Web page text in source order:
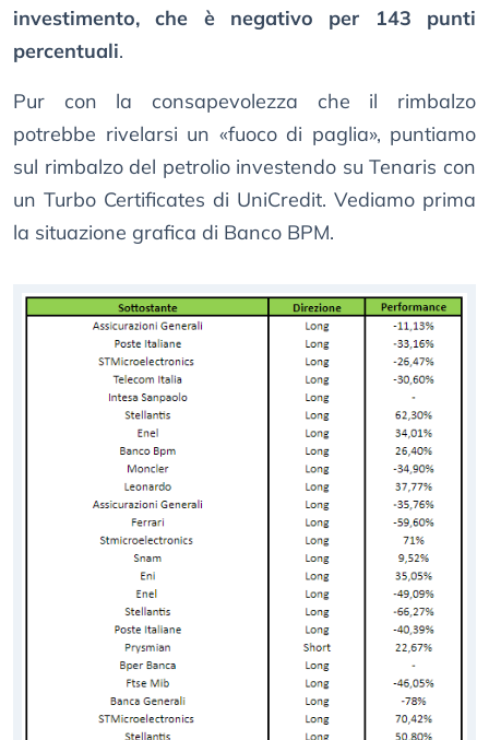
investimento, che è negativo per 143 punti
percentuali.
Pur con la consapevolezza che il rimbalzo
potrebbe rivelarsi un «fuoco di paglia», puntiamo
sul rimbalzo del petrolio investendo su Tenaris con
un Turbo Certificates di UniCredit. Vediamo prima
la situazione grafica di Banco BPM.